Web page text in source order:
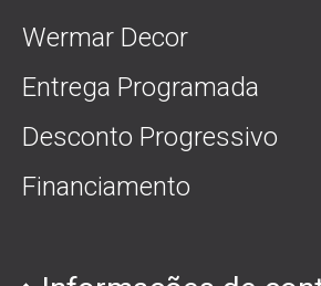
Wermar Decor
Entrega Programada
Desconto Progressivo
Financiamento